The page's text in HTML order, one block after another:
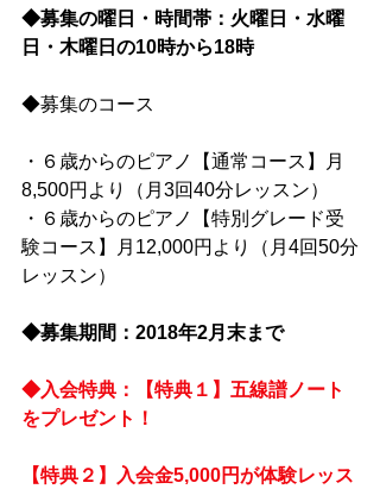
◆募集の曜日・時間帯：火曜日・水曜
日・木曜日の10時から18時
◆募集のコース
・６歳からのピアノ【通常コース】月
8,500円より（月3回40分レッスン）
・６歳からのピアノ【特別グレード受
験コース】月12,000円より（月4回50分
レッスン）
◆募集期間：2018年2月末まで
◆入会特典：【特典１】五線譜ノート
をプレゼント！
【特典２】入会金5,000円が体験レッス